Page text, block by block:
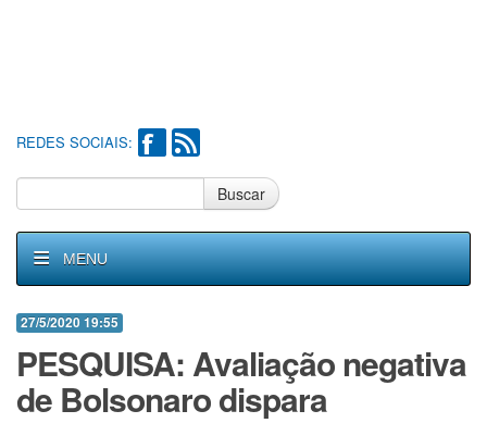
REDES SOCIAIS:
Buscar
MENU
27/5/2020 19:55
PESQUISA: Avaliação negativa
de Bolsonaro dispara